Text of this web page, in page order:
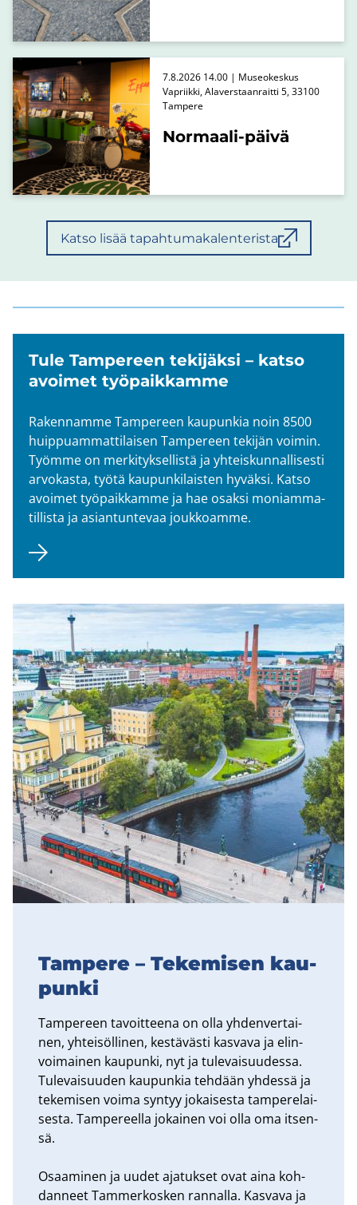
Normaali-päivä
7.8.2026 14.00 | Museokeskus
Vapriikki, Alaverstaanraitti 5, 33100
Tampere
Katso lisää tapahtumakalenterista
Tule Tam­pe­reen te­ki­jäk­si – katso
avoi­met työ­paik­kam­me
Ra­ken­nam­me Tam­pe­reen kau­pun­kia noin 8500
huip­puam­mat­ti­lai­sen Tam­pe­reen te­ki­jän voi­min.
Työm­me on mer­ki­tyk­sel­lis­tä ja yh­teis­kun­nal­li­ses­ti
ar­vo­kas­ta, työtä kau­pun­ki­lais­ten hy­väk­si. Katso
avoi­met työ­paik­kam­me ja hae osak­si mo­niam­ma­
til­lis­ta ja asian­tun­te­vaa jouk­koam­me.
Tam­pe­re – Te­ke­mi­sen kau­
pun­ki
Tam­pe­reen ta­voit­tee­na on olla yh­den­ver­tai­
nen, yh­tei­söl­li­nen, kes­tä­väs­ti kas­va­va ja elin­
voi­mai­nen kau­pun­ki, nyt ja tu­le­vai­suu­des­sa.
Tu­le­vai­suu­den kau­pun­kia teh­dään yh­des­sä ja
te­ke­mi­sen voima syn­tyy jo­kai­ses­ta tam­pe­re­lai­
ses­ta. Tam­pe­reel­la jo­kai­nen voi olla oma it­sen­
sä.
Osaa­mi­nen ja uudet aja­tuk­set ovat aina koh­
dan­neet Tam­mer­kos­ken ran­nal­la. Kas­va­va ja